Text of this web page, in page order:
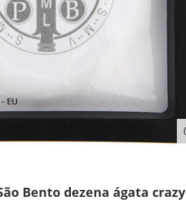
Bento dezena ágata crazy